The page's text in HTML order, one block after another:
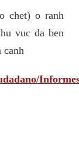
chet) o ranh
vuc da ben
canh